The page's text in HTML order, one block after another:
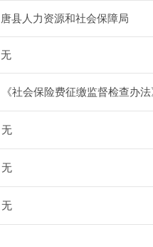
唐县人力资源和社会保障局
无
《社会保险费征缴监督检查办
无
无
无